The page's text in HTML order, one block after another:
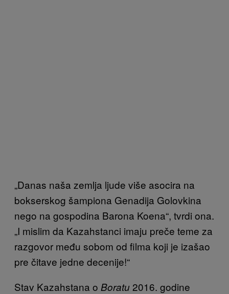
„Danas naša zemlja ljude više asocira na
bokserskog šampiona Genadija Golovkina
nego na gospodina Barona Koena“, tvrdi ona.
„I mislim da Kazahstanci imaju preče teme za
razgovor među sobom od filma koji je izašao
pre čitave jedne decenije!“
Stav Kazahstana o Boratu 2016. godine